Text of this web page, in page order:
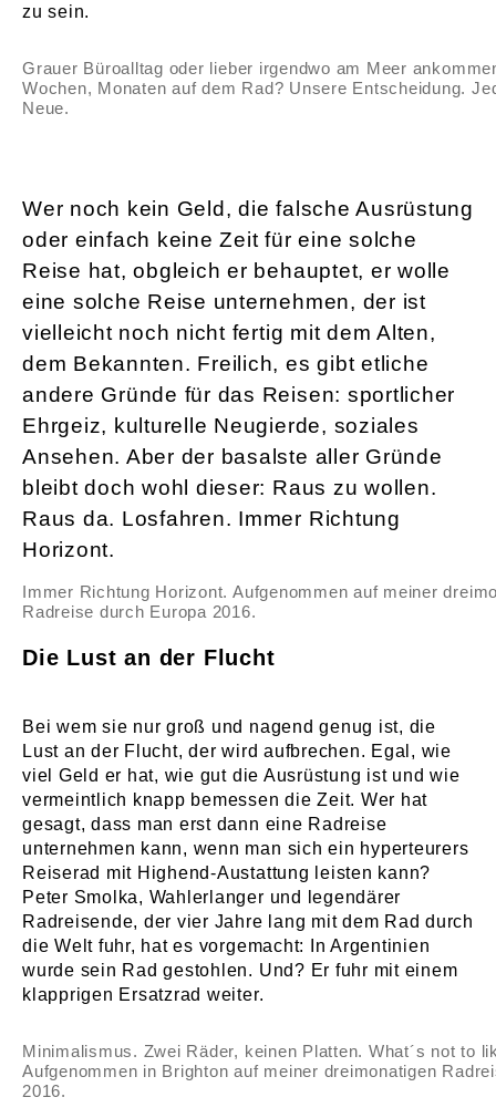
zu sein.
Grauer Büroalltag oder lieber irgendwo am Meer
Wochen, Monaten auf dem Rad? Unsere Entscheidung.
Neue.
Wer noch kein Geld, die falsche Ausrüstung
oder einfach keine Zeit für eine solche
Reise hat, obgleich er behauptet, er wolle
eine solche Reise unternehmen, der ist
vielleicht noch nicht fertig mit dem Alten,
dem Bekannten. Freilich, es gibt etliche
andere Gründe für das Reisen: sportlicher
Ehrgeiz, kulturelle Neugierde, soziales
Ansehen. Aber der basalste aller Gründe
bleibt doch wohl dieser: Raus zu wollen.
Raus da. Losfahren. Immer Richtung
Horizont.
Immer Richtung Horizont. Aufgenommen auf meiner
Radreise durch Europa 2016.
Die Lust an der Flucht
Bei wem sie nur groß und nagend genug ist, die
Lust an der Flucht, der wird aufbrechen. Egal, wie
viel Geld er hat, wie gut die Ausrüstung ist und wie
vermeintlich knapp bemessen die Zeit. Wer hat
gesagt, dass man erst dann eine Radreise
unternehmen kann, wenn man sich ein hyperteurers
Reiserad mit Highend-Austattung leisten kann?
Peter Smolka, Wahlerlanger und legendärer
Radreisende, der vier Jahre lang mit dem Rad durch
die Welt fuhr, hat es vorgemacht: In Argentinien
wurde sein Rad gestohlen. Und? Er fuhr mit einem
klapprigen Ersatzrad weiter.
Minimalismus. Zwei Räder, keinen Platten. What´s not to
Aufgenommen in Brighton auf meiner dreimonatigen
2016.